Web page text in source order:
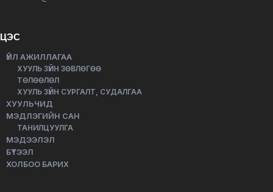
ЦЭС
ҮЙЛ АЖИЛЛАГАА
ХУУЛЬ ЗҮЙН ЗӨВЛӨГӨӨ
ТӨЛӨӨЛӨЛ
ХУУЛЬ ЗҮЙН СУРГАЛТ, СУДАЛГАА
ХУУЛЬЧИД
МЭДЛЭГИЙН САН
ТАНИЛЦУУЛГА
МЭДЭЭЛЭЛ
БҮТЭЭЛ
ХОЛБОО БАРИХ